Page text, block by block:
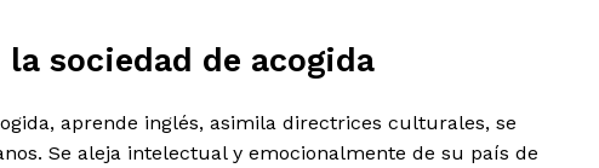
Michoacán
Tlaxcala
Querétaro
Puebla Oaxaca
Nayarit Morelos
sociedad de acogida
aprende inglés, asimila directrices culturales, se
Se aleja intelectual y emocionalmente de su país de